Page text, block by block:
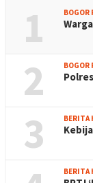
1 BOGOR
2 BOGOR
3 BERITA
BERITA